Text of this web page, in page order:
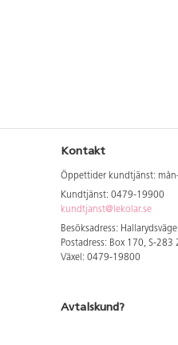
Kontakt
Öppettider kundtjänst:
Kundtjänst: 0479-19900
kundtjanst@lekolar.se
Besöksadress:
Postadress: Box 170, S-283
Växel: 0479-19800
Avtalskund?